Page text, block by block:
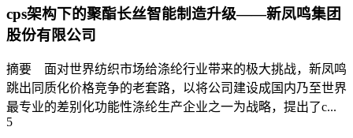
cps架构下的聚酯长丝智能制造升级——新凤鸣集团
股份有限公司
摘要 面对世界纺织市场给涤纶行业带来的极大挑战，新凤鸣
跳出同质化价格竞争的老套路，以将公司建设成国内乃至世界
最专业的差别化功能性涤纶生产企业之一为战略，提出了c...
5